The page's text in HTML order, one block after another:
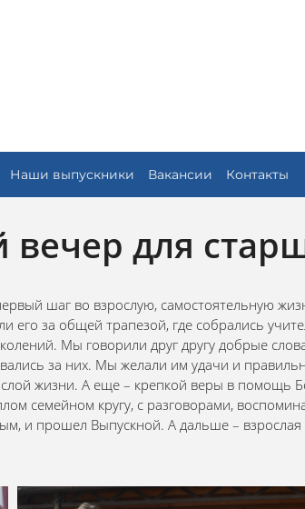
Наши выпускники Вакансии Контакты
вечер для
шаг во взрослую, самостоятельную
за общей трапезой, где собрались
Мы говорили друг другу добрые
за них. Мы желали им удачи и
жизни. А еще – крепкой веры в
семейном кругу, с разговорами,
и прошел Выпускной. А дальше – взрослая